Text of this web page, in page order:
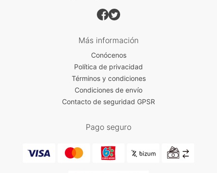
Más información
Conócenos
Política de privacidad
Términos y condiciones
Condiciones de envío
Contacto de seguridad GPSR
Pago seguro